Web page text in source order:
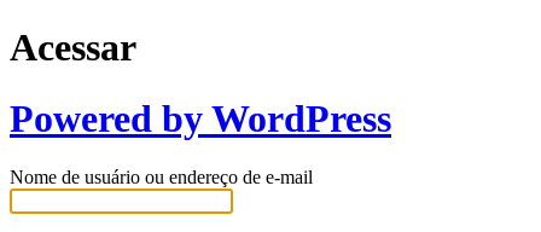
Acessar
Powered by WordPress
Nome de usuário ou endereço de e-mail